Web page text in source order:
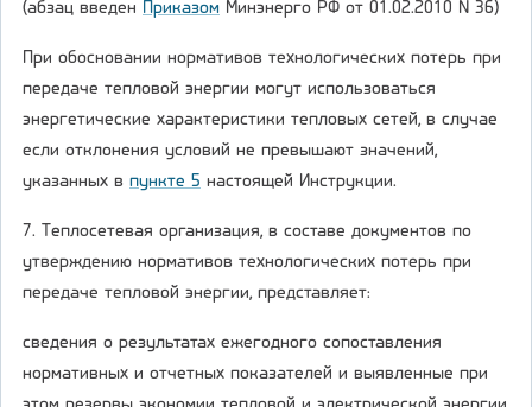
(абзац введен Приказом Минэнерго РФ от 01.02.2010 N 36)
При обосновании нормативов технологических потерь при
передаче тепловой энергии могут использоваться
энергетические характеристики тепловых сетей, в случае
если отклонения условий не превышают значений,
указанных в пункте 5 настоящей Инструкции.
7. Теплосетевая организация, в составе документов по
утверждению нормативов технологических потерь при
передаче тепловой энергии, представляет:
сведения о результатах ежегодного сопоставления
нормативных и отчетных показателей и выявленные при